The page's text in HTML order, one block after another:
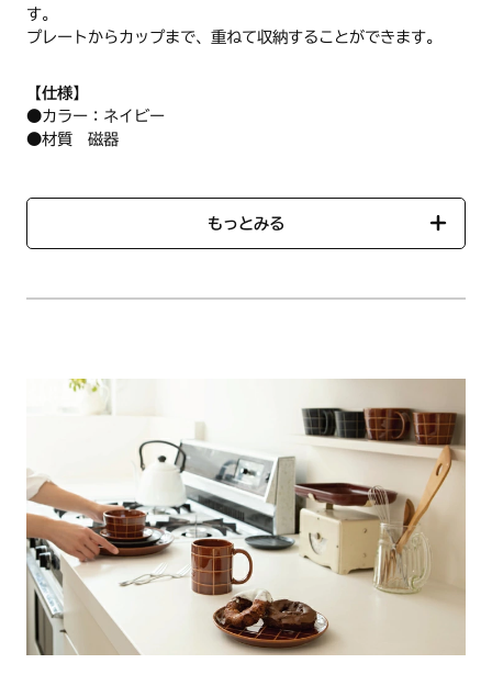
す。
プレートからカップまで、重ねて収納することができます。
【仕様】
●カラー：ネイビー
●材質 磁器
●ブランド：Rimout
もっとみる